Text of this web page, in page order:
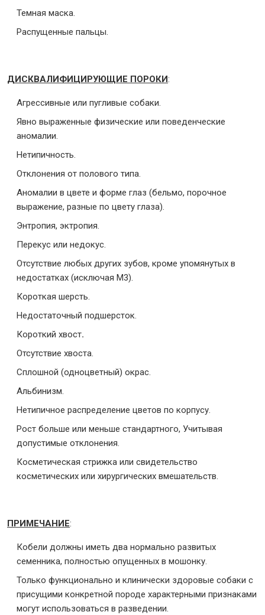
Темная маска.
Распущенные пальцы.
ДИСКВАЛИФИЦИРУЮЩИЕ ПОРОКИ:
Агрессивные или пугливые собаки.
Явно выраженные физические или поведенческие
аномалии.
Нетипичность.
Отклонения от полового типа.
Аномалии в цвете и форме глаз (бельмо, порочное
выражение, разные по цвету глаза).
Энтропия, эктропия.
Перекус или недокус.
Отсутствие любых других зубов, кроме упомянутых в
недостатках (исключая М3).
Короткая шерсть.
Недостаточный подшерсток.
Короткий хвост.
Отсутствие хвоста.
Сплошной (одноцветный) окрас.
Альбинизм.
Нетипичное распределение цветов по корпусу.
Рост больше или меньше стандартного, Учитывая
допустимые отклонения.
Косметическая стрижка или свидетельство
косметических или хирургических вмешательств.
ПРИМЕЧАНИЕ:
Кобели должны иметь два нормально развитых
семенника, полностью опущенных в мошонку.
Только функционально и клинически здоровые собаки с
присущими конкретной породе характерными признаками
могут использоваться в разведении.